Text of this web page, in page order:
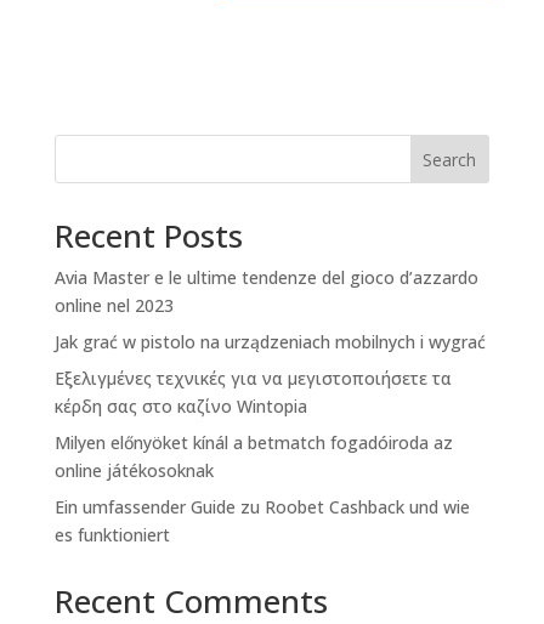
Search
Recent Posts
Avia Master e le ultime tendenze del gioco d’azzardo
online nel 2023
Jak grać w pistolo na urządzeniach mobilnych i wygrać
Εξελιγμένες τεχνικές για να μεγιστοποιήσετε τα
κέρδη σας στο καζίνο Wintopia
Milyen előnyöket kínál a betmatch fogadóiroda az
online játékosoknak
Ein umfassender Guide zu Roobet Cashback und wie
es funktioniert
Recent Comments